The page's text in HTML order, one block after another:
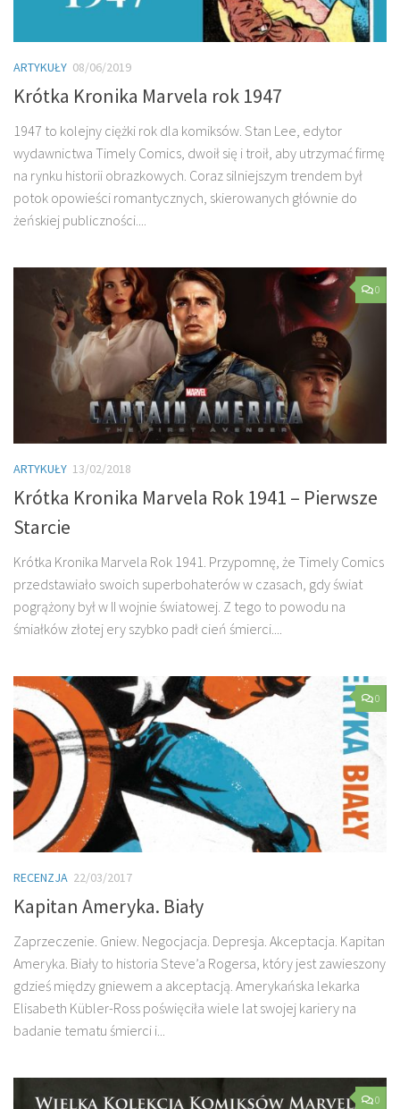
ARTYKUŁY 08/06/2019
Krótka Kronika Marvela rok 1947
1947 to kolejny ciężki rok dla komiksów. Stan Lee, edytor
wydawnictwa Timely Comics, dwoił się i troił, aby utrzymać firmę
na rynku historii obrazkowych. Coraz silniejszym trendem był
potok opowieści romantycznych, skierowanych głównie do
żeńskiej publiczności....
0
ARTYKUŁY 13/02/2018
Krótka Kronika Marvela Rok 1941 – Pierwsze
Starcie
Krótka Kronika Marvela Rok 1941. Przypomnę, że Timely Comics
przedstawiało swoich superbohaterów w czasach, gdy świat
pogrążony był w II wojnie światowej. Z tego to powodu na
śmiałków złotej ery szybko padł cień śmierci....
0
RECENZJA 22/03/2017
Kapitan Ameryka. Biały
Zaprzeczenie. Gniew. Negocjacja. Depresja. Akceptacja. Kapitan
Ameryka. Biały to historia Steve’a Rogersa, który jest zawieszony
gdzieś między gniewem a akceptacją. Amerykańska lekarka
Elisabeth Kübler-Ross poświęciła wiele lat swojej kariery na
badanie tematu śmierci i...
0